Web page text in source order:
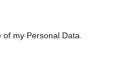
my Personal Data.